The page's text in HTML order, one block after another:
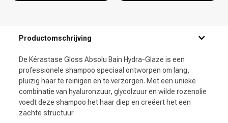
Productomschrijving
De Kérastase Gloss Absolu Bain Hydra-Glaze is een
professionele shampoo speciaal ontworpen om lang,
pluizig haar te reinigen en te verzorgen. Met een unieke
combinatie van hyaluronzuur, glycolzuur en wilde rozenolie
voedt deze shampoo het haar diep en creëert het een
zachte structuur.